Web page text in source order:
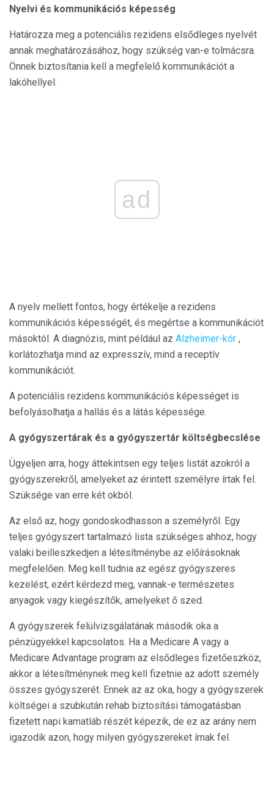
Nyelvi és kommunikációs képesség
Határozza meg a potenciális rezidens elsődleges nyelvét
annak meghatározásához, hogy szükség van-e tolmácsra.
Önnek biztosítania kell a megfelelő kommunikációt a
lakóhellyel.
ad
A nyelv mellett fontos, hogy értékelje a rezidens
kommunikációs képességét, és megértse a kommunikációt
másoktól. A diagnózis, mint például az Alzheimer-kór ,
korlátozhatja mind az expresszív, mind a receptív
kommunikációt.
A potenciális rezidens kommunikációs képességet is
befolyásolhatja a hallás és a látás képessége.
A gyógyszertárak és a gyógyszertár költségbecslése
Ügyeljen arra, hogy áttekintsen egy teljes listát azokról a
gyógyszerekről, amelyeket az érintett személyre írtak fel.
Szüksége van erre két okból.
Az első az, hogy gondoskodhasson a személyről. Egy
teljes gyógyszert tartalmazó lista szükséges ahhoz, hogy
valaki beilleszkedjen a létesítménybe az előírásoknak
megfelelően. Meg kell tudnia az egész gyógyszeres
kezelést, ezért kérdezd meg, vannak-e természetes
anyagok vagy kiegészítők, amelyeket ő szed.
A gyógyszerek felülvizsgálatának második oka a
pénzügyekkel kapcsolatos. Ha a Medicare A vagy a
Medicare Advantage program az elsődleges fizetőeszköz,
akkor a létesítménynek meg kell fizetnie az adott személy
összes gyógyszerét. Ennek az az oka, hogy a gyógyszerek
költségei a szubkután rehab biztosítási támogatásban
fizetett napi kamatláb részét képezik, de ez az arány nem
igazodik azon, hogy milyen gyógyszereket írnak fel.